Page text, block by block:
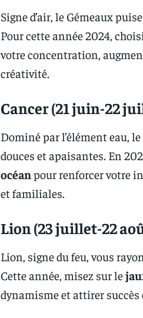
Signe d’air, le Gémeaux
Pour cette année 2024,
votre concentration,
créativité.
Cancer (21 juin-22
Dominé par l’élément eau,
douces et apaisantes. En
océan pour renforcer votre
et familiales.
Lion (23 juillet-22
Lion, signe du feu, vous
Cette année, misez sur le
dynamisme et attirer succès